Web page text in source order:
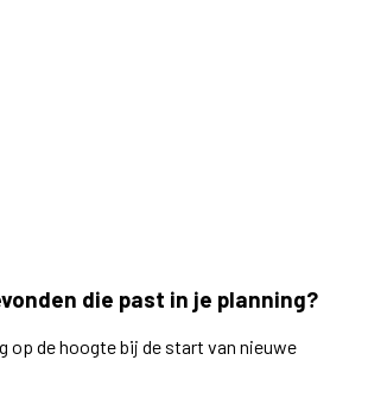
die past in je planning?
op de hoogte bij de start van nieuwe